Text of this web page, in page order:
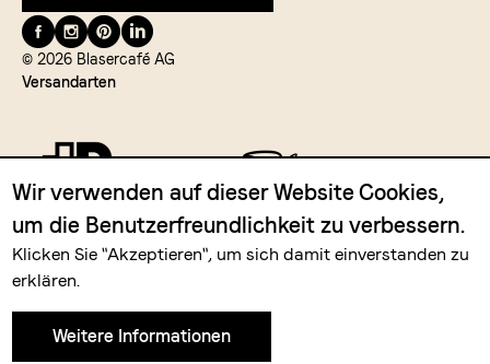
Folge
uns
auf
© 2026 Blasercafé AG
Versandarten
Zahlungsmittel
Wir verwenden auf dieser Website Cookies,
um die Benutzerfreundlichkeit zu verbessern.
Klicken Sie "Akzeptieren", um sich damit einverstanden zu
erklären.
Weitere Informationen